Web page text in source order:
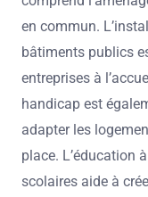
en commun.
bâtiments publics
entreprises à
handicap est
adapter les
place. L’éducation
scolaires aide à